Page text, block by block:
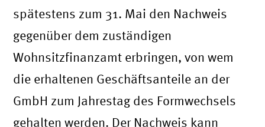
spätestens zum 31. Mai den Nachweis
gegenüber dem zuständigen
Wohnsitzfinanzamt erbringen, von wem
die erhaltenen Geschäftsanteile an der
GmbH zum Jahrestag des Formwechsels
gehalten werden. Der Nachweis kann